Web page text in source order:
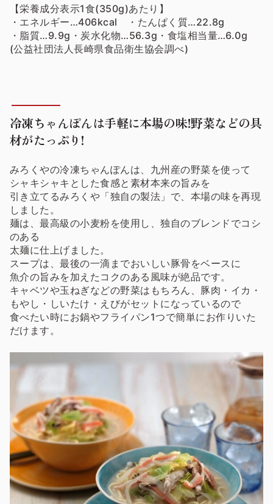
【栄養成分表示1食(350g)あたり】
・エネルギー…406kcal ・たんぱく質…22.8g
・脂質…9.9g・炭水化物…56.3g・食塩相当量…6.0g
(公益社団法人長崎県食品衛生協会調べ)
冷凍ちゃんぽんは手軽に本場の味!野菜などの具
材がたっぷり!
みろくやの冷凍ちゃんぽんは、九州産の野菜を使って
シャキシャキとした食感と素材本来の旨みを
引き立てるみろくや「独自の製法」で、本場の味を再現
しました。
麺は、最高級の小麦粉を使用し、独自のブレンドでコシ
のある
太麺に仕上げました。
スープは、最後の一滴までおいしい豚骨をベースに
魚介の旨みを加えたコクのある風味が絶品です。
キャベツや玉ねぎなどの野菜はもちろん、豚肉・イカ・
もやし・しいたけ・えびがセットになっているので
食べたい時にお鍋やフライパン1つで簡単にお作りいた
だけます。